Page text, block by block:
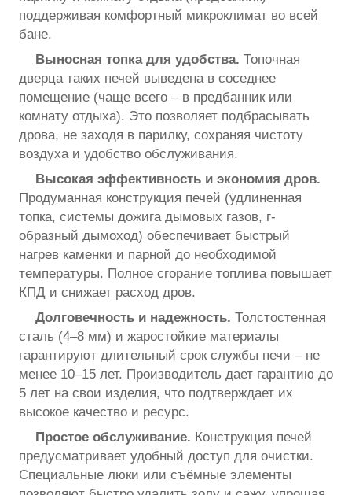
поддерживая комфортный микроклимат во всей
бане.
Выносная топка для удобства. Топочная
дверца таких печей выведена в соседнее
помещение (чаще всего – в предбанник или
комнату отдыха). Это позволяет подбрасывать
дрова, не заходя в парилку, сохраняя чистоту
воздуха и удобство обслуживания.
Высокая эффективность и экономия дров.
Продуманная конструкция печей (удлиненная
топка, системы дожига дымовых газов, г-
образный дымоход) обеспечивает быстрый
нагрев каменки и парной до необходимой
температуры. Полное сгорание топлива повышает
КПД и снижает расход дров.
Долговечность и надежность. Толстостенная
сталь (4–8 мм) и жаростойкие материалы
гарантируют длительный срок службы печи – не
менее 10–15 лет. Производитель дает гарантию до
5 лет на свои изделия, что подтверждает их
высокое качество и ресурс.
Простое обслуживание. Конструкция печей
предусматривает удобный доступ для очистки.
Специальные люки или съёмные элементы